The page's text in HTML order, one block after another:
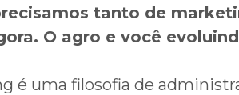
tanto de
O agro e você
é uma filosofia de